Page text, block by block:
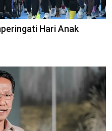
Hari Anak